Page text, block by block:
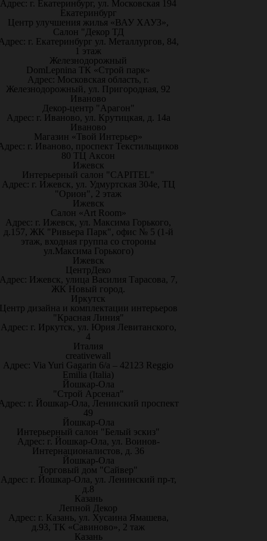
Адрес: г. Екатеринбург, ул. Московская 194
Екатеринбург
Центр улучшения жилья «ВАУ ХАУЗ»,
Салон "Декор ТД
г. Екатеринбург ул. Металлургов, 84,
1 этаж
Железнодорожный
DomLepnina ТК «Строй парк»
Адрес: Московская область, г.
Железнодорожный, ул. Пригородная, 92
Иваново
Декор-центр "Арагон"
Адрес: г. Иваново, ул. Крутицкая, д. 14а
Иваново
Магазин «Твой Интерьер»
г. Иваново, проспект Текстильщиков
80 ТЦ Аксон
Ижевск
Интерьерный салон "CAPITEL"
Адрес: г. Ижевск, ул. Удмуртская 304е, ТЦ
"Орион", 2 этаж
Ижевск
Салон «Art Room»
Адрес: г. Ижевск, ул. Максима Горького,
д.157, ЖК "Ривьера Парк", офис № 5 (1-й
этаж, входная группа со стороны
ул.Максима Горького)
Ижевск
ЦентрДеко
Ижевск, улица Василия Тарасова, 7,
ЖК Новый город.
Иркутск
дизайна и комплектации интерьеров
"Красная Линия"
Адрес: г. Иркутск, ул. Юрия Левитанского,
4
Италия
creativewall
Адрес: Via Yuri Gagarin 6/a – 42123 Reggio
Emilia (Italia)
Йошкар-Ола
"Строй Арсенал"
г. Йошкар-Ола, Ленинский проспект
49
Йошкар-Ола
Интерьерный салон "Белый эскиз"
Адрес: г. Йошкар-Ола, ул. Воинов-
Интернационалистов, д. 36
Йошкар-Ола
Торговый дом "Сайвер"
Адрес: г. Йошкар-Ола, ул. Ленинский пр-т,
д.8
Казань
Лепной Декор
Адрес: г. Казань, ул. Хусаина Ямашева,
д.93, ТК «Савиново», 2 таж
Казань